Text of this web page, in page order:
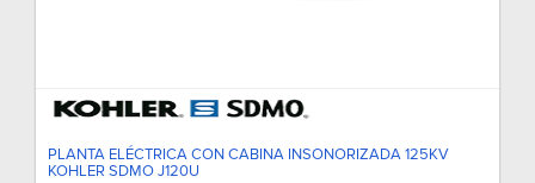
PLANTA ELÉCTRICA CON CABINA INSONORIZADA 125KV
KOHLER SDMO J120U